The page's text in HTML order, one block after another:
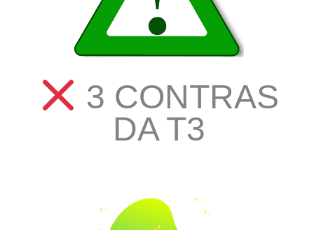
3 CONTRAS
DA T3